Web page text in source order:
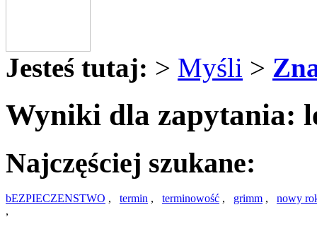
Jesteś tutaj: > Myśli >
Wyniki dla zapytania:
Najczęściej szukane:
bEZPIECZENSTWO , termin , terminowość , grimm , nowy
,